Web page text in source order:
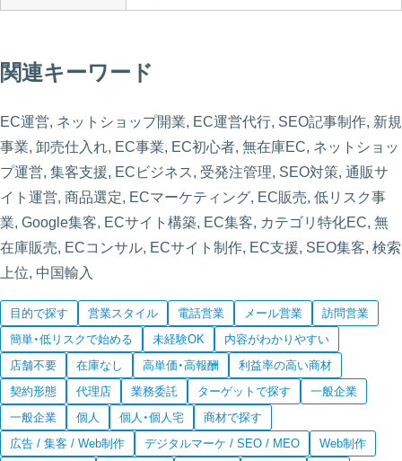
関連キーワード
EC運営, ネットショップ開業, EC運営代行, SEO記事制作, 新規
事業, 卸売仕入れ, EC事業, EC初心者, 無在庫EC, ネットショッ
プ運営, 集客支援, ECビジネス, 受発注管理, SEO対策, 通販サ
イト運営, 商品選定, ECマーケティング, EC販売, 低リスク事
業, Google集客, ECサイト構築, EC集客, カテゴリ特化EC, 無
在庫販売, ECコンサル, ECサイト制作, EC支援, SEO集客, 検索
上位, 中国輸入
目的で探す 営業スタイル 電話営業 メール営業
訪問営業
簡単・低リスクで始める
未経験OK
内容がわかりやすい
店舗不要
在庫なし 高単価・高報酬
利益率の高い商材
契約形態
代理店 業務委託 ターゲットで探す
一般企業
一般企業
個人 個人・個人宅
商材で探す
広告 / 集客 / Web制作
デジタルマーケ / SEO / MEO
Web制作